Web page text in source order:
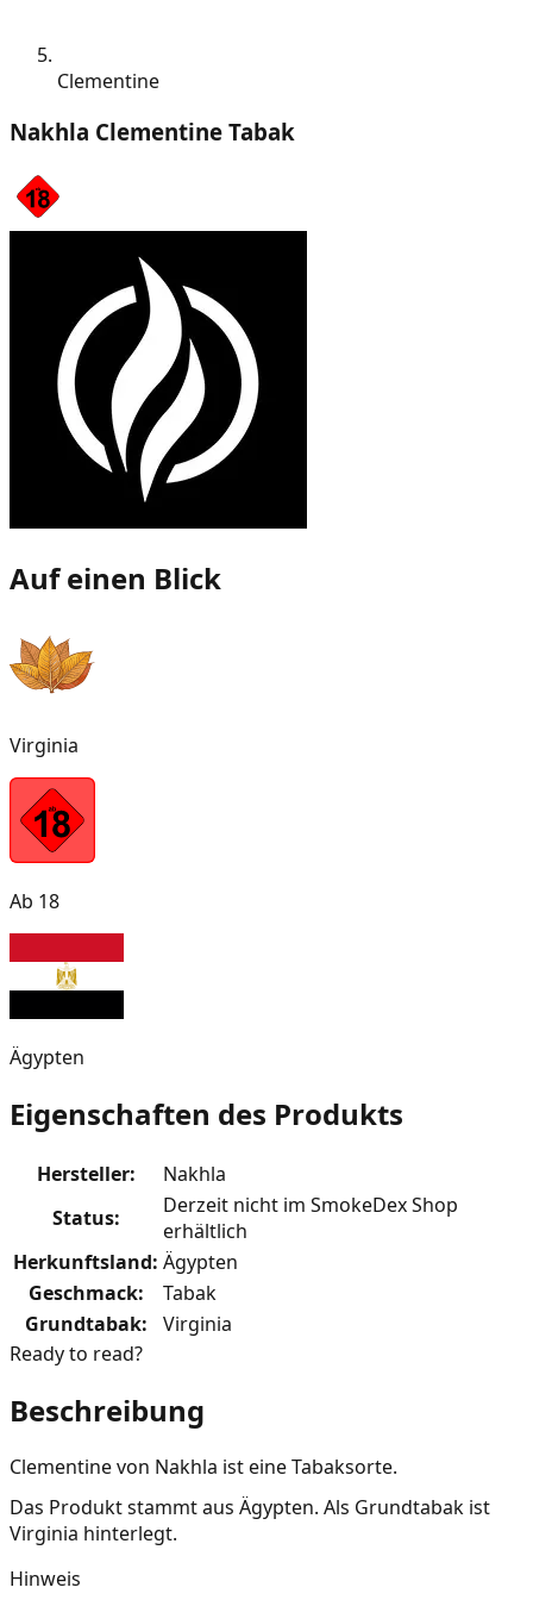
Clementine
Nakhla Clementine Tabak
Auf einen Blick
Virginia
Ab 18
Ägypten
Eigenschaften des Produkts
Hersteller:
Nakhla
Status:
Derzeit nicht im SmokeDex Shop
erhältlich
Herkunftsland: Ägypten
Geschmack:
Tabak
Grundtabak:
Virginia
Ready to read?
Beschreibung
Clementine von Nakhla ist eine Tabaksorte.
Das Produkt stammt aus Ägypten. Als Grundtabak ist
Virginia hinterlegt.
Hinweis